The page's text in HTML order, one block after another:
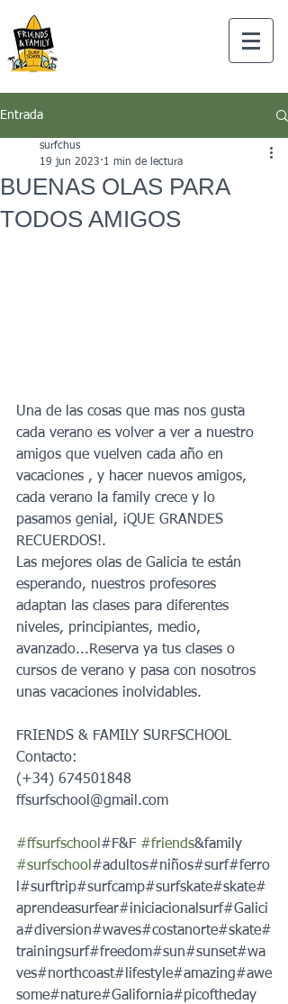
Entrada
BUENAS OLAS PARA
TODOS AMIGOS
surfchus
19 jun 2023 1 min de lectura
Una de las cosas que mas nos gusta
cada verano es volver a ver a nuestro
amigos que vuelven cada año en
vacaciones , y hacer nuevos amigos,
cada verano la family crece y lo
pasamos genial, ¡QUE GRANDES
RECUERDOS!.
Las mejores olas de Galicia te están
esperando, nuestros profesores
adaptan las clases para diferentes
niveles, principiantes, medio,
avanzado...Reserva ya tus clases o
cursos de verano y pasa con nosotros
unas vacaciones inolvidables.
FRIENDS & FAMILY SURFSCHOOL
Contacto:
(+34) 674501848
ffsurfschool@gmail.com
#ffsurfschool #F&F #friends&family
#surfschool #adultos#niños#surf#ferro
l#surftrip#surfcamp#surfskate#skate#
aprendeasurfear#iniciacionalsurf#Galici
a#diversion#waves#costanorte#skate#
trainingsurf#freedom#sun#sunset#wa
ves#northcoast#lifestyle#amazing#awe
some#nature#Galifornia#picoftheday